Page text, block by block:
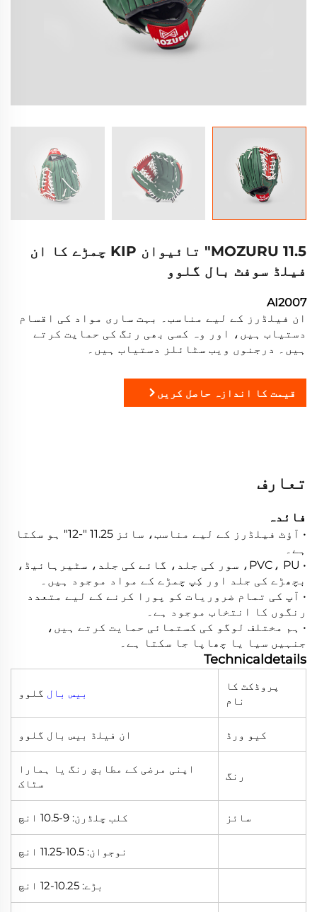
MOZURU 11.5" تائیوان KIP چمڑے کا ان
فیلڈ سوفٹ بال گلوو
AI2007
ان فیلڈرز کے لیے مناسب۔ بہت ساری مواد کی اقسام
دستیاب ہیں، اور وہ کسی بھی رنگ کی حمایت کرتے
ہیں۔ درجنوں ویب سٹائلز دستیاب ہیں۔
قیمت کا اندازہ حاصل کریں
تعارف
فائدہ
• آؤٹ فیلڈرز کے لیے مناسب، سائز 11.25 "-12" ہو سکتا
ہے۔
• PVC، PU، سور کی جلد، گائے کی جلد، سٹیرہائیڈ،
بچھڑے کی جلد اور کِپ چمڑے کے مواد موجود ہیں۔
• آپ کی تمام ضروریات کو پورا کرنے کے لیے متعدد
رنگوں کا انتخاب موجود ہے۔
• ہم مختلف لوگو کی کستمائی حمایت کرتے ہیں،
جنہیں سیا یا چھاپا جا سکتا ہے۔
Technicaldetails
پروڈکٹ کا
نام
بیس بال گلوو
کیو ورڈ ان فیلڈ بیس بال گلوو
رنگ
اپنی مرضی کے مطابق رنگ یا ہمارا
سٹاک
سائز کلب چلڈرن: 9-10.5 انچ
نوجوان: 10.5-11.25 انچ
بڑے: 10.25-12 انچ